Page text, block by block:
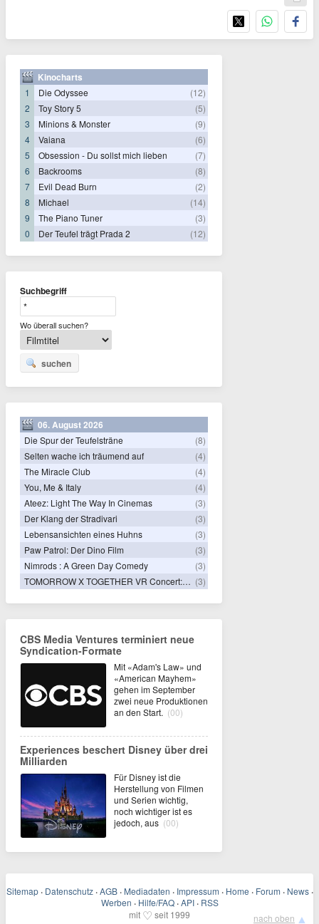
Kinocharts
1 Die Odyssee
(12)
2
Toy Story 5
(5)
3
Minions & Monster
(9)
4
Vaiana
(6)
5
Obsession - Du sollst mich lieben
(7)
6
Backrooms
(8)
7
Evil Dead Burn
(2)
8
Michael
(14)
9
The Piano Tuner
(3)
0
Der Teufel trägt Prada 2 (12)
Suchbegriff
Wo überall suchen?
suchen
06. August 2026
Die Spur der Teufelsträne
(8)
Selten wache ich träumend auf
(4)
The Miracle Club
(4)
You, Me & Italy
(4)
Ateez: Light The Way In Cinemas
(3)
Der Klang der Stradivari
(3)
Lebensansichten eines Huhns
(3)
Paw Patrol: Der Dino Film
(3)
Nimrods : A Green Day Comedy
(3)
TOMORROW X TOGETHER VR Concert: Endless Ride (3)
CBS Media Ventures terminiert neue
Syndication-Formate
Mit «Adam's Law» und
«American Mayhem»
gehen im September
zwei neue Produktionen
an den Start. (00)
Experiences beschert Disney über drei
Milliarden
Für Disney ist die
Herstellung von Filmen
und Serien wichtig,
noch wichtiger ist es
jedoch, aus (00)
Sitemap · Datenschutz · AGB · Mediadaten · Impressum · Home · Forum · News ·
Werben · Hilfe/FAQ · API · RSS
mit ♡ seit 1999 nach oben ▲